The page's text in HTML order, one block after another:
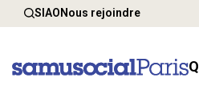
SIAONous rejoindre